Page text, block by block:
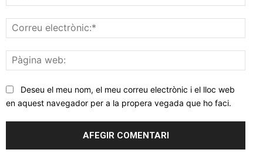
web:
Deseu el meu nom, el meu correu electrònic i el lloc web
en aquest navegador per a la propera vegada que ho faci.